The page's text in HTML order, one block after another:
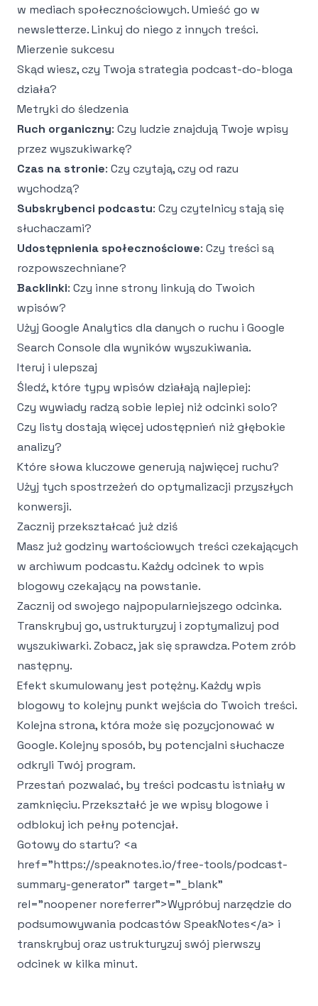
w mediach społecznościowych. Umieść go w
newsletterze. Linkuj do niego z innych treści.
Mierzenie sukcesu
Skąd wiesz, czy Twoja strategia podcast-do-bloga
działa?
Metryki do śledzenia
Ruch organiczny: Czy ludzie znajdują Twoje wpisy
przez wyszukiwarkę?
Czas na stronie: Czy czytają, czy od razu
wychodzą?
Subskrybenci podcastu: Czy czytelnicy stają się
słuchaczami?
Udostępnienia społecznościowe: Czy treści są
rozpowszechniane?
Backlinki: Czy inne strony linkują do Twoich
wpisów?
Użyj Google Analytics dla danych o ruchu i Google
Search Console dla wyników wyszukiwania.
Iteruj i ulepszaj
Śledź, które typy wpisów działają najlepiej:
Czy wywiady radzą sobie lepiej niż odcinki solo?
Czy listy dostają więcej udostępnień niż głębokie
analizy?
Które słowa kluczowe generują najwięcej ruchu?
Użyj tych spostrzeżeń do optymalizacji przyszłych
konwersji.
Zacznij przekształcać już dziś
Masz już godziny wartościowych treści czekających
w archiwum podcastu. Każdy odcinek to wpis
blogowy czekający na powstanie.
Zacznij od swojego najpopularniejszego odcinka.
Transkrybuj go, ustrukturyzuj i zoptymalizuj pod
wyszukiwarki. Zobacz, jak się sprawdza. Potem zrób
następny.
Efekt skumulowany jest potężny. Każdy wpis
blogowy to kolejny punkt wejścia do Twoich treści.
Kolejna strona, która może się pozycjonować w
Google. Kolejny sposób, by potencjalni słuchacze
odkryli Twój program.
Przestań pozwalać, by treści podcastu istniały w
zamknięciu. Przekształć je we wpisy blogowe i
odblokuj ich pełny potencjał.
Gotowy do startu? <a
href="https://speaknotes.io/free-tools/podcast-
summary-generator" target="_blank"
rel="noopener noreferrer">Wypróbuj narzędzie do
podsumowywania podcastów SpeakNotes</a> i
transkrybuj oraz ustrukturyzuj swój pierwszy
odcinek w kilka minut.